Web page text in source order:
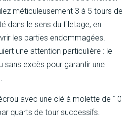
méticuleusement 3 à 5 tours de
dans le sens du filetage, en
les parties endommagées.
une attention particulière : le
sans excès pour garantir une
avec une clé à molette de 10
quarts de tour successifs.